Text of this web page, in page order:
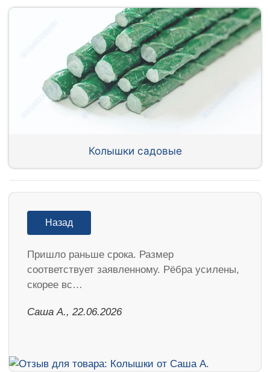
Колышки садовые
Назад
Пришло раньше срока. Размер
соответствует заявленному. Рёбра усилены,
скорее вс…
Саша А., 22.06.2026